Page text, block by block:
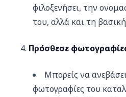
φιλοξενήσει, την
του, αλλά και τη
Πρόσθεσε
Μπορείς να
φωτογραφίες του